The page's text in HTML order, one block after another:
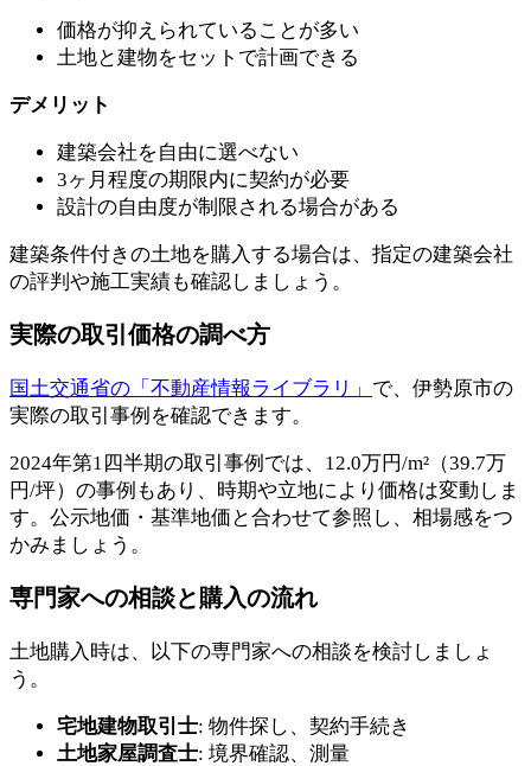
価格が抑えられていることが多い
土地と建物をセットで計画できる
デメリット
建築会社を自由に選べない
3ヶ月程度の期限内に契約が必要
設計の自由度が制限される場合がある
建築条件付きの土地を購入する場合は、指定の建築会社
の評判や施工実績も確認しましょう。
実際の取引価格の調べ方
国土交通省の「不動産情報ライブラリ」 で、伊勢原市の
実際の取引事例を確認できます。
2024年第1四半期の取引事例では、12.0万円/m²（39.7万
円/坪）の事例もあり、時期や立地により価格は変動しま
す。公示地価・基準地価と合わせて参照し、相場感をつ
かみましょう。
専門家への相談と購入の流れ
土地購入時は、以下の専門家への相談を検討しましょ
う。
宅地建物取引士: 物件探し、契約手続き
土地家屋調査士: 境界確認、測量